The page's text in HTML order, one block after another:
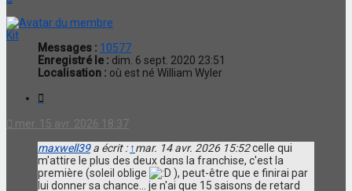
Kit
Messages : 10577
Enregistré le : dim. 6 sept. 2020 23:51
Localisation : où est né William Wyler
mer. 15 avr. 2026 18:37
maxwell39a écrit : ↑mar. 14 avr. 2026 15:52celle qui
m'attire le plus des deux dans la franchise, c'est la
première (soleil oblige
), peut-être que e finirai par
lui donner sa chance... je n'ai que 15 saisons de retard